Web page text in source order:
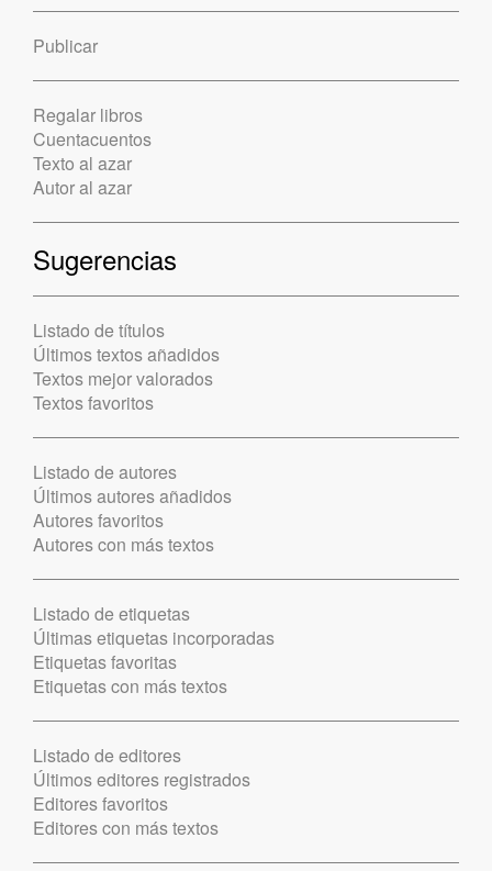
Publicar
Regalar libros
Cuentacuentos
Texto al azar
Autor al azar
Sugerencias
Listado de títulos
Últimos textos añadidos
Textos mejor valorados
Textos favoritos
Listado de autores
Últimos autores añadidos
Autores favoritos
Autores con más textos
Listado de etiquetas
Últimas etiquetas incorporadas
Etiquetas favoritas
Etiquetas con más textos
Listado de editores
Últimos editores registrados
Editores favoritos
Editores con más textos